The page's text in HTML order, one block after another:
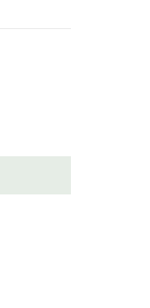
“तभी तो”